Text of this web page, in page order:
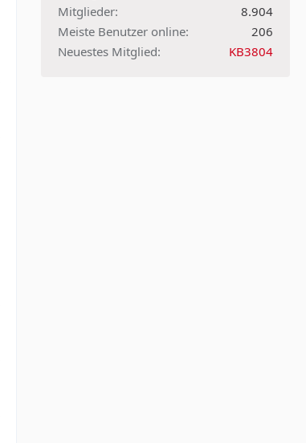
Mitglieder
8.904
Meiste Benutzer online
206
Neuestes Mitglied
KB3804